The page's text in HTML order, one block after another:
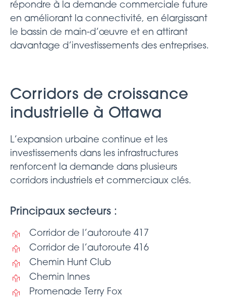
répondre à la demande commerciale future
en améliorant la connectivité, en élargissant
le bassin de main-d’œuvre et en attirant
davantage d’investissements des entreprises.
Corridors de croissance
industrielle à Ottawa
L’expansion urbaine continue et les
investissements dans les infrastructures
renforcent la demande dans plusieurs
corridors industriels et commerciaux clés.
Principaux secteurs :
Corridor de l’autoroute 417
Corridor de l’autoroute 416
Chemin Hunt Club
Chemin Innes
Promenade Terry Fox